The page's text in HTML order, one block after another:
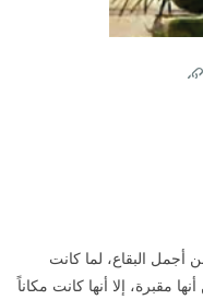
أجمل البقاع، لما كانت
مقبرة، إلا أنها كانت مكاناً